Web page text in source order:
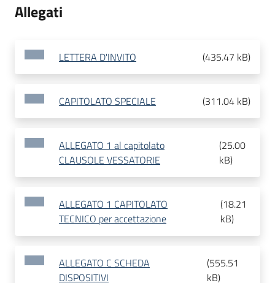
Allegati
LETTERA D'INVITO (435.47 kB)
CAPITOLATO SPECIALE (311.04 kB)
ALLEGATO 1 al capitolato
CLAUSOLE VESSATORIE
(25.00
kB)
ALLEGATO 1 CAPITOLATO
TECNICO per accettazione
(18.21
kB)
ALLEGATO C SCHEDA
DISPOSITIVI
(555.51
kB)